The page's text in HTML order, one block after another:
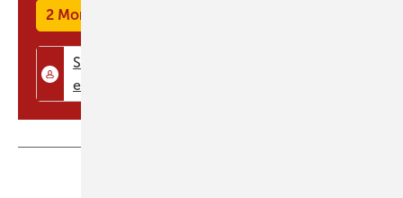
aus Layoutgründen in verschiedene Tabellen unterteilt, aber mit einer
referenziert werden können. Auch die bildliche Darstellung der
Randbedingungen für die Berechnung wurde deutlich erweitert auf 51
Bilder („Zeilen“). Somit können nun für praktisch alle Situationen die
direkt aus entsprechenden Beispielbilde ...
2 Monate kostenlos testen